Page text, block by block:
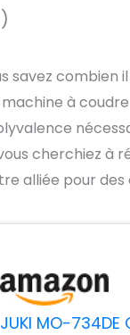
savez
à
cherchiez à
alliée pour
JUKI MO-